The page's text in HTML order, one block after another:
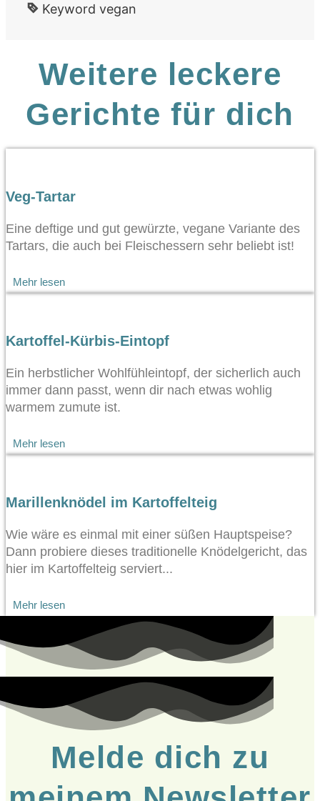
Keyword vegan
Weitere leckere
Gerichte für dich
Veg-Tartar
Eine deftige und gut gewürzte, vegane Variante des
Tartars, die auch bei Fleischessern sehr beliebt ist!
Mehr lesen
Kartoffel-Kürbis-Eintopf
Ein herbstlicher Wohlfühleintopf, der sicherlich auch
immer dann passt, wenn dir nach etwas wohlig
warmem zumute ist.
Mehr lesen
Marillenknödel im Kartoffelteig
Wie wäre es einmal mit einer süßen Hauptspeise?
Dann probiere dieses traditionelle Knödelgericht, das
hier im Kartoffelteig serviert...
Mehr lesen
Melde dich zu